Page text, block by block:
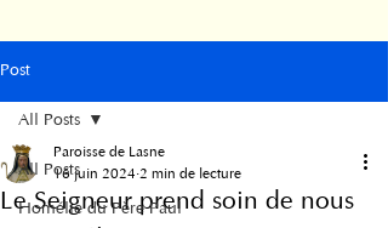
Post
All Posts
Homélie du Père Paul
All Posts
Le Seigneur prend soin de nous
Paroisse de Lasne
16 juin 2024 2 min de lecture